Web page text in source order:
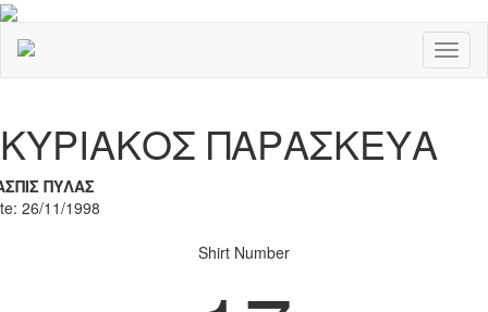
ΚΥΡΙΑΚΟΣ ΠΑΡΑΣΚΕΥΑ
ΠΥΛΑΣ
26/11/1998
Shirt Number